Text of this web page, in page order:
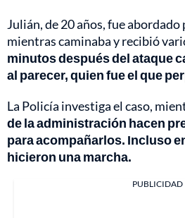
Julián, de 20 años, fue
mientras caminaba y recibió
minutos después del ataque
al parecer, quien fue el que
La Policía investiga el caso,
de la administración hacen
para acompañarlos. Incluso
hicieron una marcha.
PUBLICIDAD